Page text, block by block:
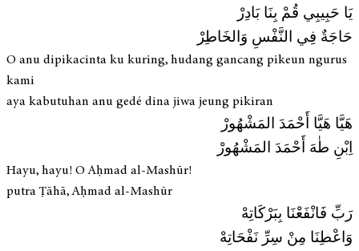
يَا حَبِيبِي قُمْ بِنَا بَادِرْ
حَاجَةٌ فِي النَّفْسِ وَالخَاطِرْ
O anu dipikacinta ku kuring, hudang gancang pikeun ngurus
kami
aya kabutuhan anu gedé dina jiwa jeung pikiran
هَيَّا هَيَّا أَحْمَدَ المَشْهُورْ
اِبْنِ طٰهَ أَحْمَدَ المَشْهُورْ
Hayu, hayu! O Aḥmad al-Mashūr!
putra Ṭāhā, Aḥmad al-Mashūr
رَبِّ فَانْفَعْنَا بِبَرْكَاتِهْ
وَاعْطِنَا مِنْ سِرِّ نَفْحَاتِهْ